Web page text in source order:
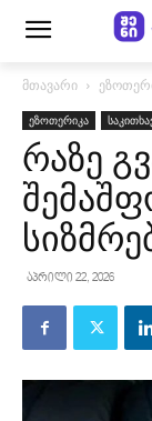
მთავარი
ეზოთერიკა
რაზე
აპრილი 22, 2026